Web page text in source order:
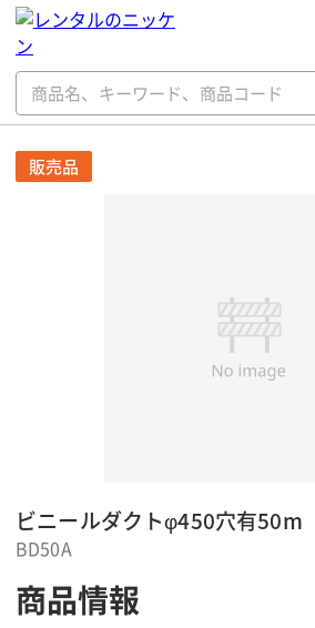
販売品
ビニールダクトφ450穴有50m
BD50A
商品情報